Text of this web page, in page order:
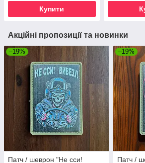
Купити
Акційні пропозиції та новинки
–19%
Патч / шеврон "Не сси!
–19%
Патч /